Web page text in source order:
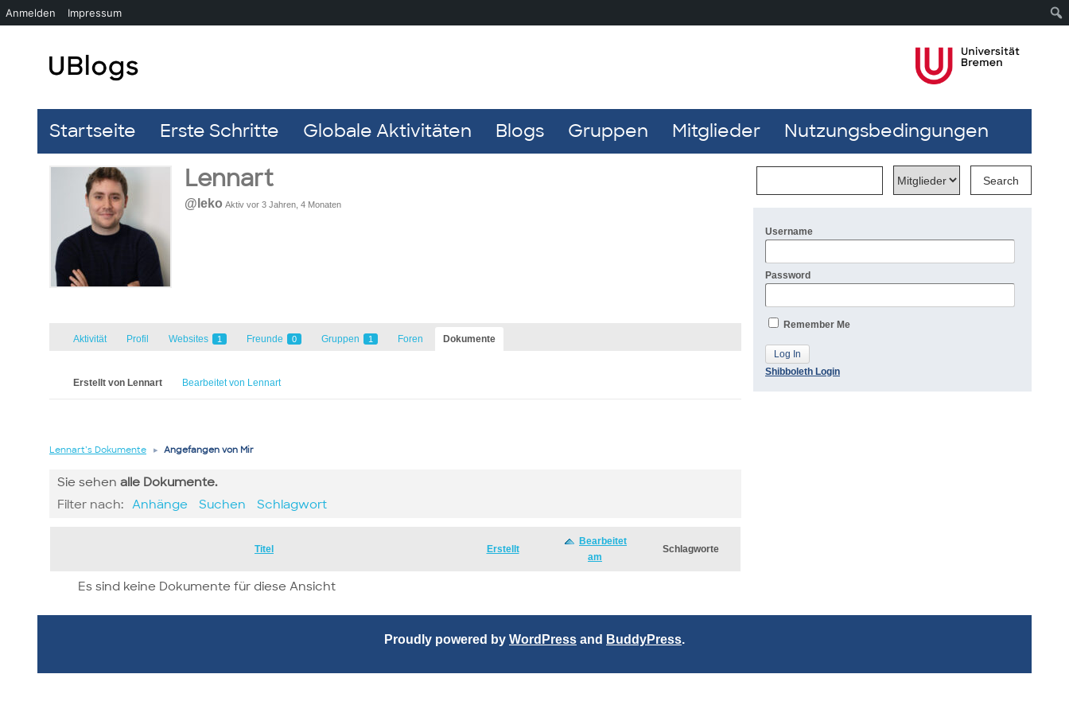
Startseite Erste Schritte Globale Aktivitäten Blogs Gruppen Mitglieder Nutzungsbedingungen
Lennart
@leko Aktiv vor 3 Jahren, 4 Monaten
Aktivität Profil Websites 1 Freunde 0 Gruppen 1 Foren Dokumente
Erstellt von Lennart Bearbeitet von Lennart
Lennart’s Dokumente ▸ Angefangen von Mir
Sie sehen alle Dokumente.
Filter nach: Anhänge Suchen Schlagwort
Titel Erstellt
Bearbeitet
am
Schlagworte
Es sind keine Dokumente für diese Ansicht
Username
Password
Remember Me
Shibboleth Login
Proudly powered by WordPress and BuddyPress.
Anmelden Impressum